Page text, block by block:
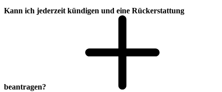
Kann ich jederzeit kündigen und eine Rückerstattung
beantragen?